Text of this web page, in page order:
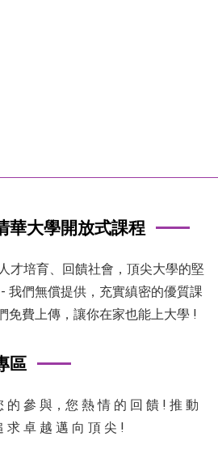
華大學開放式課程
才培育、回饋社會，頂尖大學的堅
我們無償提供，充實縝密的優質課
免費上傳，讓你在家也能上大學 !
區
的 參 與，您 熱 情 的 回 饋 ! 推 動
求 卓 越 邁 向 頂 尖 !